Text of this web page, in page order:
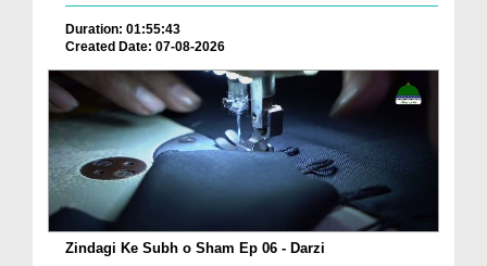
Duration: 01:55:43
Created Date: 07-08-2026
Zindagi Ke Subh o Sham Ep 06 - Darzi